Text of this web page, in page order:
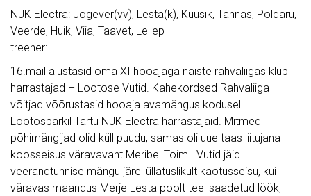
NJK Electra: Jõgever(vv), Lesta(k), Kuusik, Tähnas, Põldaru,
Veerde, Huik, Viia, Taavet, Lellep
treener:
16.mail alustasid oma XI hooajaga naiste rahvaliigas klubi
harrastajad – Lootose Vutid. Kahekordsed Rahvaliiga
võitjad võõrustasid hooaja avamängus kodusel
Lootosparkil Tartu NJK Electra harrastajaid. Mitmed
põhimängijad olid küll puudu, samas oli uue taas liitujana
koosseisus väravavaht Meribel Toim. Vutid jäid
veerandtunnise mängu järel üllatuslikult kaotusseisu, kui
väravas maandus Merje Lesta poolt teel saadetud löök,